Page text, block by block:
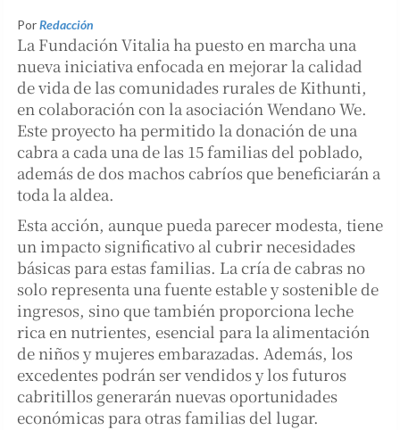
PorRedacción
La Fundación Vitalia ha puesto en marcha una
nueva iniciativa enfocada en mejorar la calidad
de vida de las comunidades rurales de Kithunti,
en colaboración con la asociación Wendano We.
Este proyecto ha permitido la donación de una
cabra a cada una de las 15 familias del poblado,
además de dos machos cabríos que beneficiarán a
toda la aldea.
Esta acción, aunque pueda parecer modesta, tiene
un impacto significativo al cubrir necesidades
básicas para estas familias. La cría de cabras no
solo representa una fuente estable y sostenible de
ingresos, sino que también proporciona leche
rica en nutrientes, esencial para la alimentación
de niños y mujeres embarazadas. Además, los
excedentes podrán ser vendidos y los futuros
cabritillos generarán nuevas oportunidades
económicas para otras familias del lugar.